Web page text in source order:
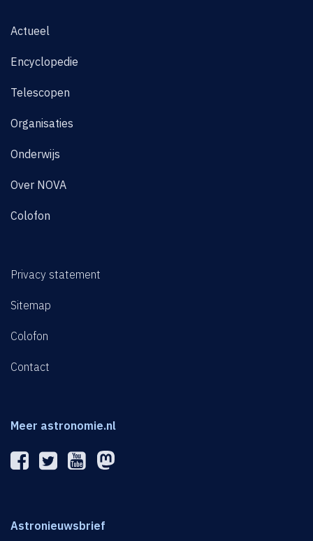
Actueel
Encyclopedie
Telescopen
Organisaties
Onderwijs
Over NOVA
Colofon
Privacy statement
Sitemap
Colofon
Contact
Meer astronomie.nl
Astronieuwsbrief